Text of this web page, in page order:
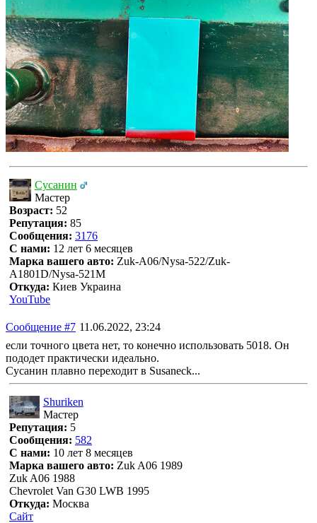
Сусанин
Мастер
Возраст: 52
Репутация: 85
Сообщения: 3176
С нами: 12 лет 6 месяцев
Марка вашего авто: Zuk-A06/Nysa-522/Zuk-
A1801D/Nysa-521M
Откуда: Киев Украина
YouTube
Сообщение #7 11.06.2022, 23:24
если точного цвета нет, то конечно использовать 5018. Он
пододет практически идеально.
Сусанин плавно переходит в Susaneck...
Shuriken
Мастер
Репутация: 5
Сообщения: 582
С нами: 10 лет 8 месяцев
Марка вашего авто: Zuk A06 1989
Zuk A06 1988
Chevrolet Van G30 LWB 1995
Откуда: Москва
Сайт